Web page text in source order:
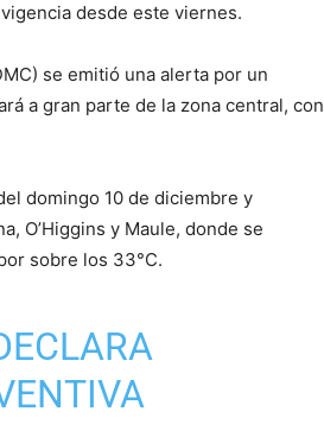
desde este viernes.
se emitió una alerta por un
a gran parte de la zona central, con
domingo 10 de diciembre y
O’Higgins y Maule, donde se
sobre los 33°C.